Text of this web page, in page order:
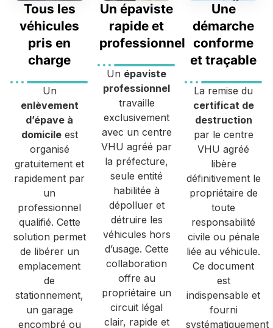
Tous les
véhicules
pris en
charge
Un
enlèvement
d’épave à
domicileest
organisé
gratuitement et
rapidement par
un
professionnel
qualifié. Cette
solution permet
de libérer un
emplacement
de
stationnement,
un garage
encombré ou
Un épaviste
rapide et
professionnel
Un épaviste
professionnel
travaille
exclusivement
avec un centre
VHU agréé par
la préfecture,
seule entité
habilitée à
dépolluer et
détruire les
véhicules hors
d’usage. Cette
collaboration
offre au
propriétaire un
circuit légal
clair, rapide et
Une
démarche
conforme
et traçable
La remise du
certificat de
destruction
par le centre
VHU agréé
libère
définitivement le
propriétaire de
toute
responsabilité
civile ou pénale
liée au véhicule.
Ce document
est
indispensable et
fourni
systématiquement